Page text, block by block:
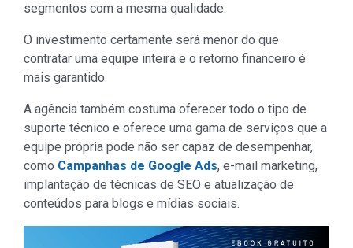
segmentos com a mesma qualidade.
O investimento certamente será menor do que
contratar uma equipe inteira e o retorno financeiro é
mais garantido.
A agência também costuma oferecer todo o tipo de
suporte técnico e oferece uma gama de serviços que a
equipe própria pode não ser capaz de desempenhar,
como Campanhas de Google Ads, e-mail marketing,
implantação de técnicas de SEO e atualização de
conteúdos para blogs e mídias sociais.